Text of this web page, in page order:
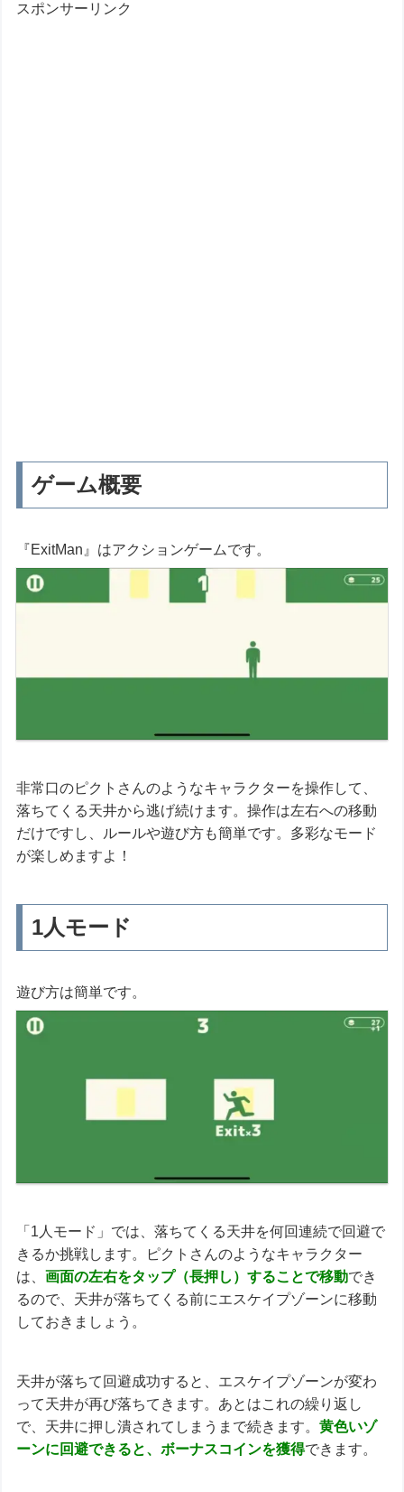
スポンサーリンク
ゲーム概要
『ExitMan』はアクションゲームです。
非常口のピクトさんのようなキャラクターを操作して、
落ちてくる天井から逃げ続けます。操作は左右への移動
だけですし、ルールや遊び方も簡単です。多彩なモード
が楽しめますよ！
1人モード
遊び方は簡単です。
「1人モード」では、落ちてくる天井を何回連続で回避で
きるか挑戦します。ピクトさんのようなキャラクター
は、画面の左右をタップ（長押し）することで移動でき
るので、天井が落ちてくる前にエスケイプゾーンに移動
しておきましょう。
天井が落ちて回避成功すると、エスケイプゾーンが変わ
って天井が再び落ちてきます。あとはこれの繰り返し
で、天井に押し潰されてしまうまで続きます。黄色いゾ
ーンに回避できると、ボーナスコインを獲得できます。